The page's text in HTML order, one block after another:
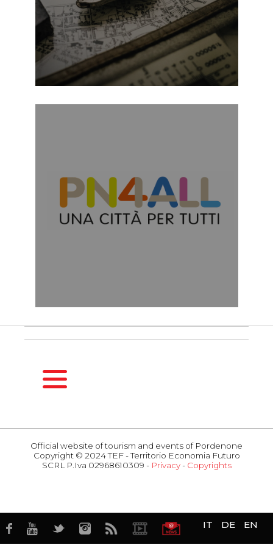
Spring
Summer
Food & Wine
Business
Restaurants
TERRITORY
Official website of tourism and events of Pordenone
Copyright © 2024 TEF - Territorio Economia Futuro
SCRL P.Iva 02968610309 - Privacy- Copyrights
IT DE EN